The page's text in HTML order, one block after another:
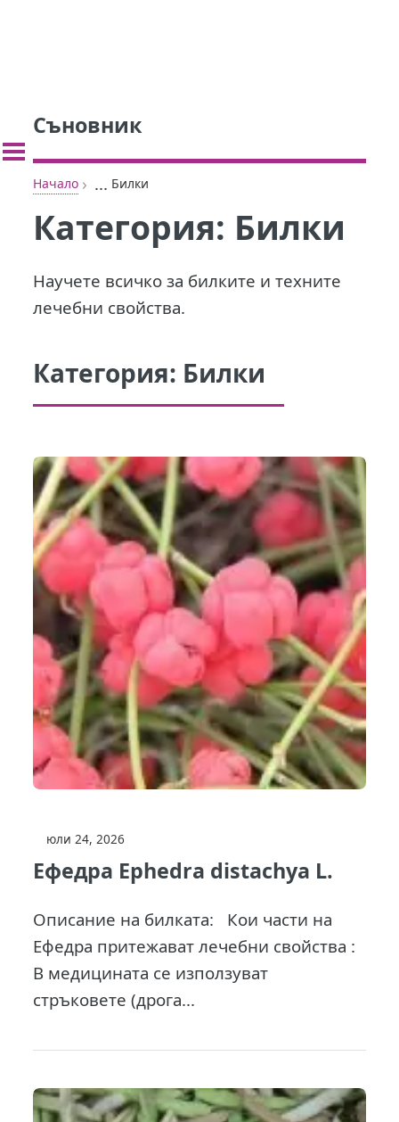
Съновник
Начало › ... Билки
Категория: Билки
Научете всичко за билките и техните
лечебни свойства.
Категория: Билки
юли 24, 2026
Ефедра Ephedra distachya L.
Описание на билката: Кои части на
Ефедра притежават лечебни свойства :
В медицината се използуват
стръковете (дрога...